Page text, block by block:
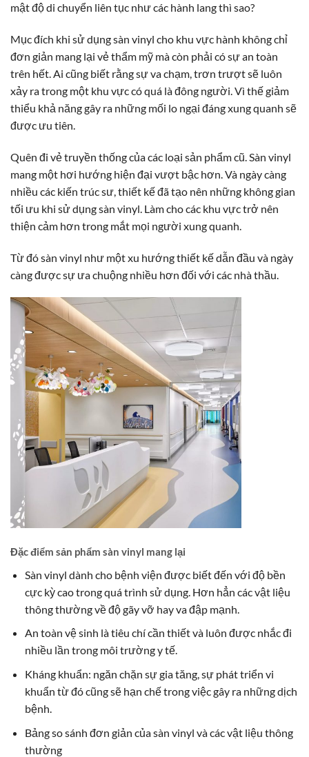
mật độ di chuyển liên tục như các hành lang thì sao?
Mục đích khi sử dụng sàn vinyl cho khu vực hành không chỉ
đơn giản mang lại vẻ thẩm mỹ mà còn phải có sự an toàn
trên hết. Ai cũng biết rằng sự va chạm, trơn trượt sẽ luôn
xảy ra trong một khu vực có quá là đông người. Vì thế giảm
thiểu khả năng gây ra những mối lo ngại đáng xung quanh sẽ
được ưu tiên.
Quên đi vẻ truyền thống của các loại sản phẩm cũ. Sàn vinyl
mang một hơi hướng hiện đại vượt bậc hơn. Và ngày càng
nhiều các kiến trúc sư, thiết kế đã tạo nên những không gian
tối ưu khi sử dụng sàn vinyl. Làm cho các khu vực trở nên
thiện cảm hơn trong mắt mọi người xung quanh.
Từ đó sàn vinyl như một xu hướng thiết kế dẫn đầu và ngày
càng được sự ưa chuộng nhiều hơn đối với các nhà thầu.
Đặc điểm sản phẩm sàn vinyl mang lại
Sàn vinyl dành cho bệnh viện được biết đến với độ bền
cực kỳ cao trong quá trình sử dụng. Hơn hẳn các vật liệu
thông thường về độ gãy vỡ hay va đập mạnh.
An toàn vệ sinh là tiêu chí cần thiết và luôn được nhắc đi
nhiều lần trong môi trường y tế.
Kháng khuẩn: ngăn chặn sự gia tăng, sự phát triển vi
khuẩn từ đó cũng sẽ hạn chế trong việc gây ra những dịch
bệnh.
Bảng so sánh đơn giản của sàn vinyl và các vật liệu thông
thường